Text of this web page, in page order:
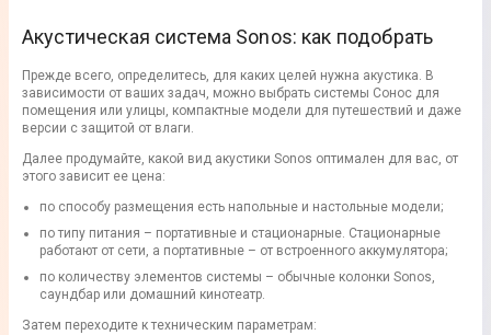
Акустическая система Sonos: как подобрать
Прежде всего, определитесь, для каких целей нужна акустика. В
зависимости от ваших задач, можно выбрать системы Сонос для
помещения или улицы, компактные модели для путешествий и даже
версии с защитой от влаги.
Далее продумайте, какой вид акустики Sonos оптимален для вас, от
этого зависит ее цена:
по способу размещения есть напольные и настольные модели;
по типу питания – портативные и стационарные. Стационарные
работают от сети, а портативные – от встроенного аккумулятора;
по количеству элементов системы – обычные колонки Sonos,
саундбар или домашний кинотеатр.
Затем переходите к техническим параметрам: